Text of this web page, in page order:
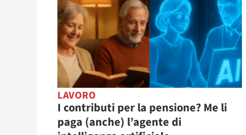
LAVORO
I contributi per la pensione? Me li
paga (anche) l’agente di